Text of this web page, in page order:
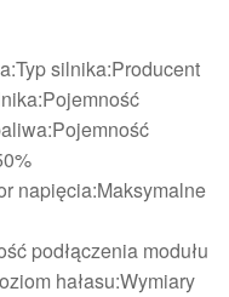
silnika:Producent
napięcia:Maksymalne
podłączenia modułu
hałasu:Wymiary